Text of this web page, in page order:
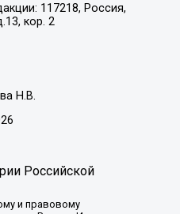
117218, Россия,
кор. 2
Н.В.
Российской
и правовому